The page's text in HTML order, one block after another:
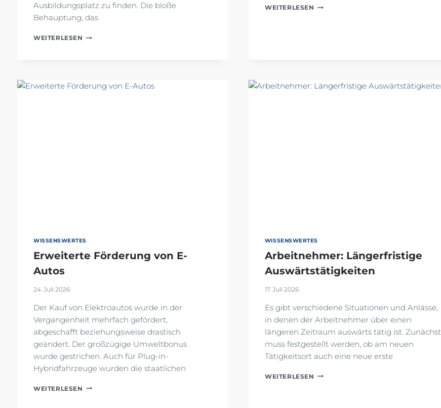
Ausbildungsplatz zu finden. Die bloße
Behauptung, das
WEITERLESEN KINDERGELD:
AUSBILDUNGSPLATZ
WEITERLESEN AKTIVRENTE
WISSENSWERTES
Erweiterte Förderung von E-
Autos
24. Juli 2026
Der Kauf von Elektroautos wurde in der
Vergangenheit mehrfach gefördert,
abgeschafft beziehungsweise drastisch
geändert. Der großzügige Umweltbonus
wurde gestrichen. Auch für Plug-in-
Hybridfahrzeuge wurden die staatlichen
WEITERLESEN ERWEITERTE
WISSENSWERTES
Arbeitnehmer: Längerfristige
Auswärtstätigkeiten
17. Juli 2026
Es gibt verschiedene Situationen und Anlässe,
in denen der Arbeitnehmer über einen
längeren Zeitraum auswärts tätig ist. Zunächst
muss festgestellt werden, ob am neuen
Tätigkeitsort auch eine neue erste
WEITERLESEN ARBEITNEHMER: